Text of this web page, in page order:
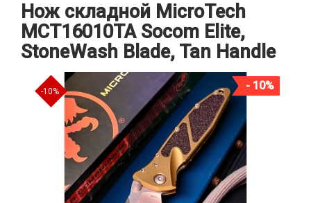
Нож складной MicroTech
MCT16010TA Socom Elite,
StoneWash Blade, Tan Handle
- 10%
-10%